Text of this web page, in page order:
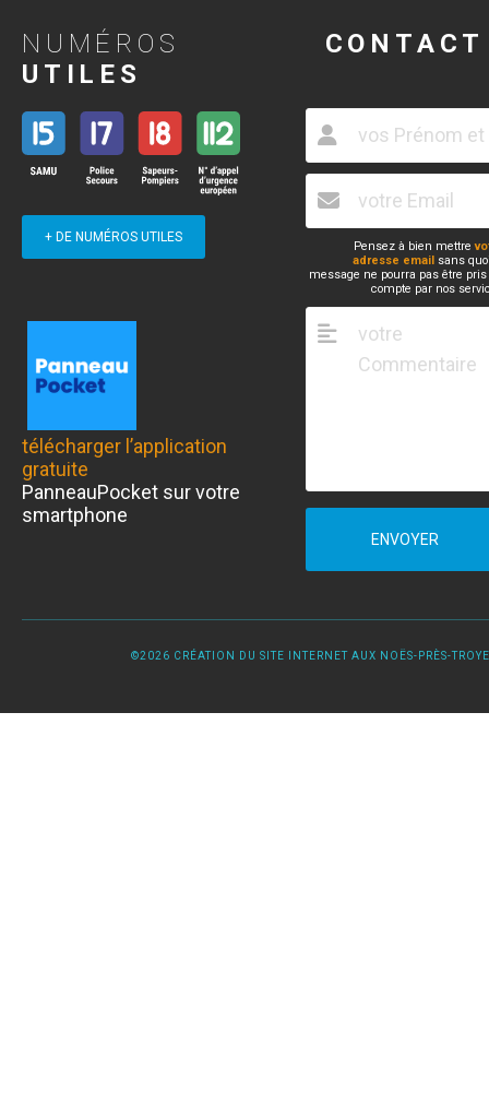
NUMÉROS
UTILES
+ DE NUMÉROS UTILES
télécharger l’application
gratuite
PanneauPocket sur votre
smartphone
CONTACT
Pensez à bien mettre
adresse email sans
message ne pourra pas être
compte par nos
ENVOYER
©2026 CRÉATION DU SITE INTERNET AUX NOËS-PRÈS-